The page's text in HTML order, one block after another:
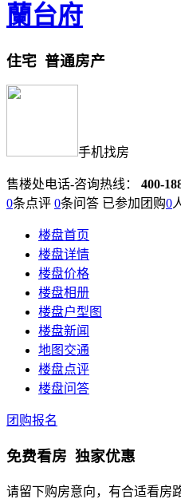
蘭台府
住宅 普通房产
手机找房
售楼处电话-咨询热线： 400-
0条点评 0条问答 已参加团购0
楼盘首页
楼盘详情
楼盘价格
楼盘相册
楼盘户型图
楼盘新闻
地图交通
楼盘点评
楼盘问答
团购报名
免费看房 独家优惠
请留下购房意向，有合适看房